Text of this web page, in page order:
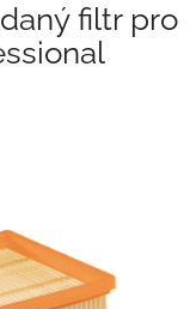
filtr pro